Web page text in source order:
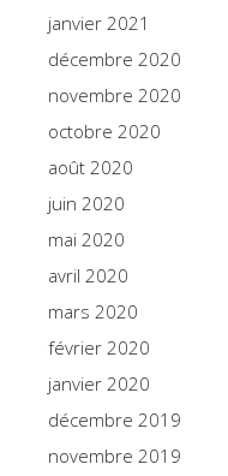
janvier 2021
décembre 2020
novembre 2020
octobre 2020
août 2020
juin 2020
mai 2020
avril 2020
mars 2020
février 2020
janvier 2020
décembre 2019
novembre 2019